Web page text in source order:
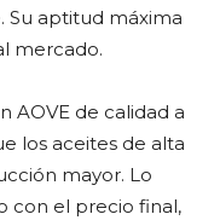
Su aptitud máxima
mercado.
AOVE de calidad a
los aceites de alta
mayor. Lo
con el precio final,